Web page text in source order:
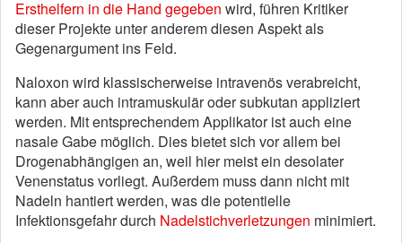
Ersthelfern in die Hand gegeben wird, führen Kritiker
dieser Projekte unter anderem diesen Aspekt als
Gegenargument ins Feld.
Naloxon wird klassischerweise intravenös verabreicht,
kann aber auch intramuskulär oder subkutan appliziert
werden. Mit entsprechendem Applikator ist auch eine
nasale Gabe möglich. Dies bietet sich vor allem bei
Drogenabhängigen an, weil hier meist ein desolater
Venenstatus vorliegt. Außerdem muss dann nicht mit
Nadeln hantiert werden, was die potentielle
Infektionsgefahr durch Nadelstichverletzungen minimiert.